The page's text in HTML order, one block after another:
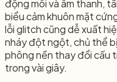
động môi và âm thanh,
biểu cảm khuôn mặt
lỗi glitch cũng dễ xuất
nháy đột ngột, chủ thể
phông nền thay đổi cấu
trong vài giây.